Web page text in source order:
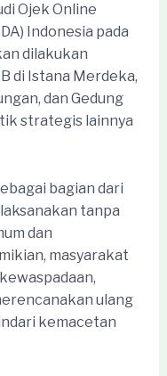
Ojek Online
Indonesia pada
dilakukan
di Istana Merdeka,
dan Gedung
strategis lainnya
bagian dari
tanpa
dan
masyarakat
ulang
kemacetan